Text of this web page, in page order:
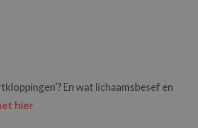
En wat lichaamsbesef en
hier